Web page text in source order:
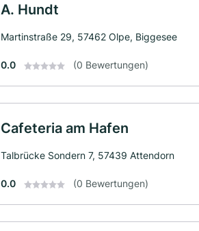
A. Hundt
Martinstraße 29, 57462 Olpe, Biggesee
0.0 (0 Bewertungen)
Cafeteria am Hafen
Talbrücke Sondern 7, 57439 Attendorn
0.0 (0 Bewertungen)